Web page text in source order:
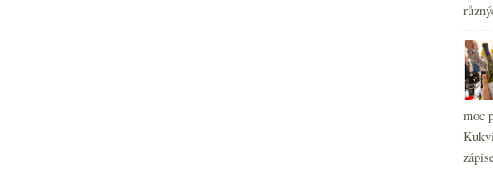
►
►
►
►
►
►
►
►
moc